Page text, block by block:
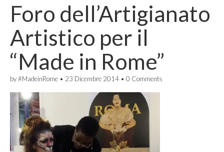
Foro dell’Artigianato
Artistico per il
“Made in Rome”
by#MadeinRome • 23 Dicembre 2014 • 0 Comments